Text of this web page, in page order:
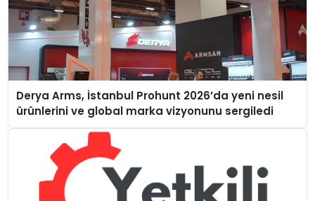
Derya Arms, İstanbul Prohunt 2026’da yeni nesil
ürünlerini ve global marka vizyonunu sergiledi